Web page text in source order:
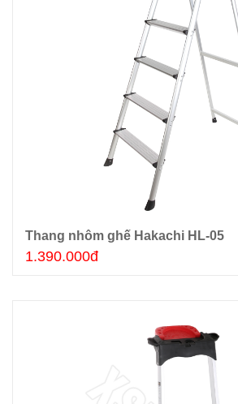
Thêm giỏ hàng
Thang nhôm ghế Hakachi HL-05
1.390.000đ